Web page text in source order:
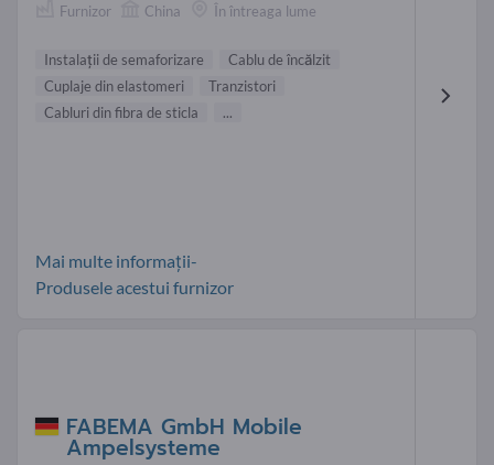
Furnizor China În întreaga lume
Instalaţii de semaforizare
Cablu de încălzit
Cuplaje din elastomeri
Tranzistori
Cabluri din fibra de sticla
...
Mai multe informații-
Produsele acestui furnizor
FABEMA GmbH Mobile
Ampelsysteme